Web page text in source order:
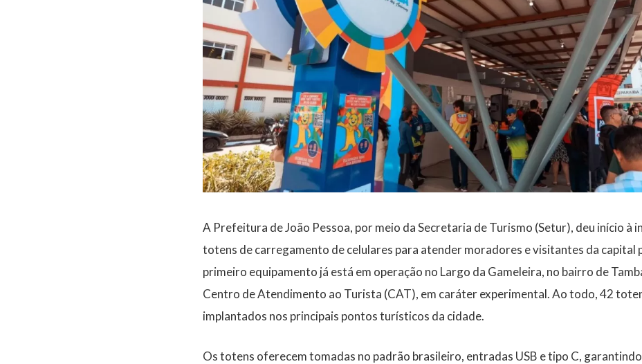
A Prefeitura de João Pessoa, por meio da Secretaria de Turismo (Setur), deu início à
totens de carregamento de celulares para atender moradores e visitantes da capital
primeiro equipamento já está em operação no Largo da Gameleira, no bairro de
Centro de Atendimento ao Turista (CAT), em caráter experimental. Ao todo, 42
implantados nos principais pontos turísticos da cidade.
Os totens oferecem tomadas no padrão brasileiro, entradas USB e tipo C,